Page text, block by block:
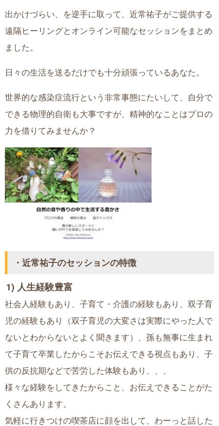
出かけづらい、を逆手に取って、近常祐子がご提供する
遠隔ヒーリングとオンライン可能なセッションをまとめ
ました。
日々の生活を送るだけでも十分頑張っているあなた。
世界的な感染症流行という非常事態にたいして、自分で
できる物理的自衛も大事ですが、精神的なことはプロの
力を借りてみませんか？
・近常祐子のセッションの特徴
1) 人生経験豊富
社会人経験もあり、子育て・介護の経験もあり、双子育
児の経験もあり（双子育児の大変さは実際にやった人で
ないとわからないとよく聞きます）、孫も無事に生まれ
て子育て卒業したからこそお伝えできる視点もあり、子
供の反抗期などで苦労した体験もあり、、、
様々な経験をしてきたからこと、お伝えできることがた
くさんあります。
気軽に行きつけの喫茶店に顔を出して、わーっと話した